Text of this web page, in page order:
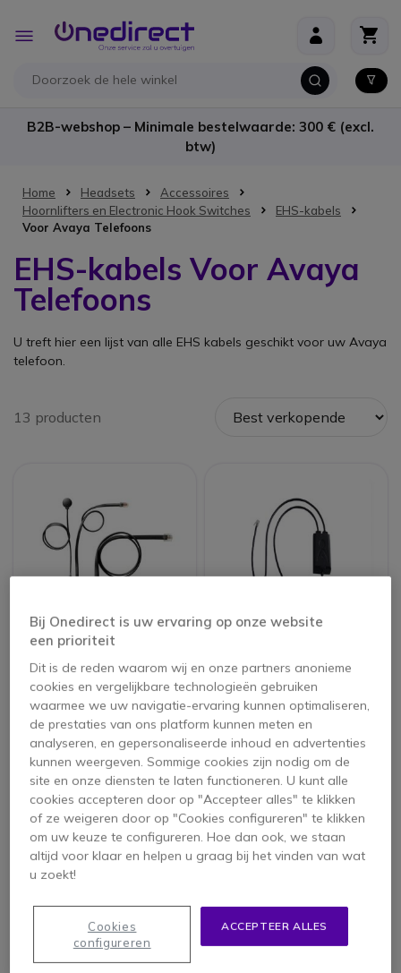
Toggle
Nav
B2B-webshop – Minimale bestelwaarde: 300 € (excl.
btw)
Home Headsets
Accessoires
Hoornlifters en Electronic Hook Switches
EHS-kabels
Voor Avaya Telefoons
EHS-kabels Voor Avaya
Telefoons
U treft hier een lijst van alle EHS kabels geschikt voor uw Avaya
telefoon.
13 producten
voor Avaya 1600 en
9600 Series5 van 2 Reviews
62,95 €
18,95 € ex. BTW -70%
voor Avaya
29,95 € ex. BTW
Bij Onedirect is uw ervaring op onze website
een prioriteit
Dit is de reden waarom wij en onze partners anonieme
cookies en vergelijkbare technologieën gebruiken
waarmee we uw navigatie-ervaring kunnen optimaliseren,
de prestaties van ons platform kunnen meten en
analyseren, en gepersonaliseerde inhoud en advertenties
kunnen weergeven. Sommige cookies zijn nodig om de
site en onze diensten te laten functioneren. U kunt alle
cookies accepteren door op "Accepteer alles" te klikken
of ze weigeren door op "Cookies configureren" te klikken
om uw keuze te configureren. Hoe dan ook, we staan
altijd voor klaar en helpen u graag bij het vinden van wat
u zoekt!
ACCEPTEER ALLES
Cookies
configureren